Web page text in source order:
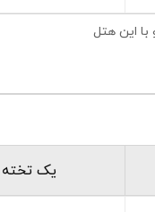
این هتل
یک تخته